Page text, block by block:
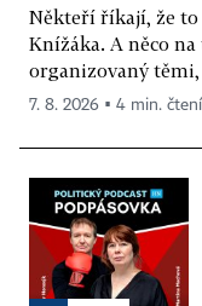
Někteří říkají, že
Knížáka. A něco
organizovaný
7. 8. 2026 ▪ 4 min. čtení